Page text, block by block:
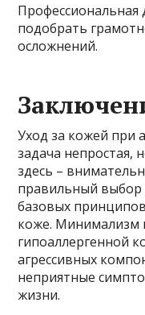
Профессиональная
подобрать
осложнений.
Уход за кожей при
задача непростая,
здесь –
правильный выбор
базовых
коже. Минимализм
гипоаллергенной
агрессивных
неприятные
жизни.